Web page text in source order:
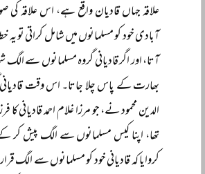
علاقہ جہاں قادیان واقع ہے، اس علاقہ کی
آبادی خود کو مسلمانوں میں شامل کراتی تو
آتا، اور اگر قادیانی گروہ مسلمانوں سے الگ
بھارت کے پاس چلا جاتا۔ اس وقت قادیانی
الدین محمود نے، جو مرزا غلام احمد قادیانی کا
تھا، اپنا کیس مسلمانوں سے الگ پیش کر کے
کروایا کہ قادیانی خود کو مسلمانوں سے الگ